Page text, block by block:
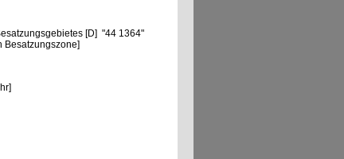
[D] "44 1364"
Besatzungszone]